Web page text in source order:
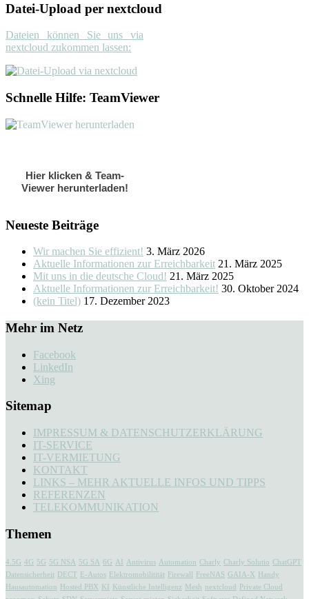
Datei-Upload per nextcloud
Dateien können Sie uns via
nextcloud zukommen lassen:
Schnelle Hilfe: TeamViewer
Hier klicken & Team-
Viewer herunterladen!
Neueste Beiträge
Wir machen Sie effizient! 3. März 2026
Aktuelle Informationen zur Erreichbarkeit 21. März 2025
Mit uns in die deutsche Cloud! 21. März 2025
Aktuelle Informationen zur Erreichbarkeit! 30. Oktober 2024
(kein Titel) 17. Dezember 2023
Mehr im Netz
Facebook
LinkedIn
Xing
Sitemap
IMPRESSUM & DATENSCHUTZERKLÄRUNG
IT-SERVICE
IT-VERMIETUNG
KONTAKT
LINKS – MEHR AKTUELLE INFOS UND TIPPS
REFERENZEN
TELEKOMMUNIKATION
Themen
4.5G 4G 5G 5G NSA 5G SA 6G AI Antivirus Automation Charly Charly Solutio ChatGPT
Datensicherheit
DECT E-Autos Elektromobilitität Firewall FreeNAS GAIA-X
Handy
Hausautomation
Hosted PBX KI Künstliche Intelligenz Mesh nextcloud
Private Cloud